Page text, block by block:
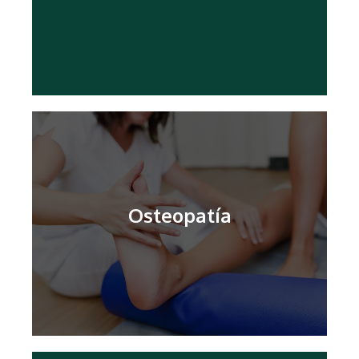
Osteopatía
Osteopatía Estructural
La osteopatía proporciona una visión global del
sistema óseo y muscular, obteniendo un
enfoque holístico sobre el origen del problema.
VER MÁS